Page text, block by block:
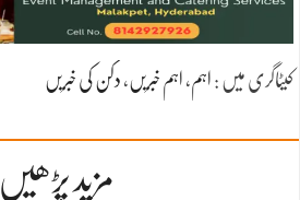
کیٹاگری میں : اہم ، اہم خبریں ، دکن کی خبریں
مزید پڑھیں